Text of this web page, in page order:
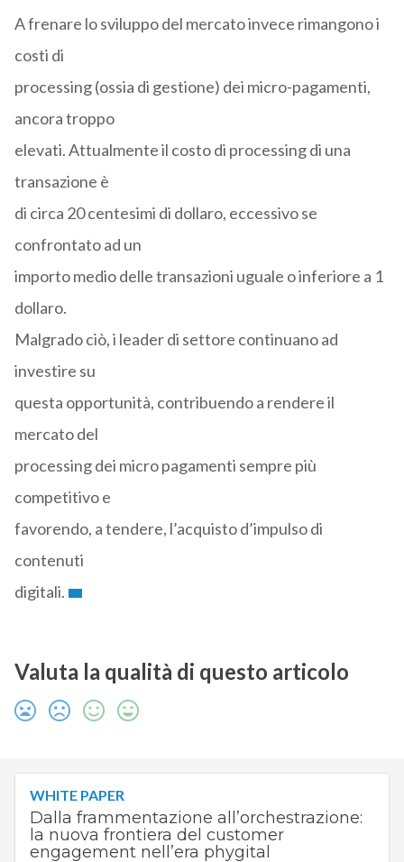
A frenare lo sviluppo del mercato invece rimangono i
costi di
processing (ossia di gestione) dei micro-pagamenti,
ancora troppo
elevati. Attualmente il costo di processing di una
transazione è
di circa 20 centesimi di dollaro, eccessivo se
confrontato ad un
importo medio delle transazioni uguale o inferiore a 1
dollaro.
Malgrado ciò, i leader di settore continuano ad
investire su
questa opportunità, contribuendo a rendere il
mercato del
processing dei micro pagamenti sempre più
competitivo e
favorendo, a tendere, l’acquisto d’impulso di
contenuti
digitali.
Valuta la qualità di questo articolo
WHITE PAPER
Dalla frammentazione all’orchestrazione:
la nuova frontiera del customer
engagement nell’era phygital